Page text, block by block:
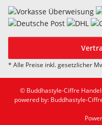
* Alle Preise inkl. gesetzlicher
© Buddhastyle-Ciffre
powered by: Buddhastyle-